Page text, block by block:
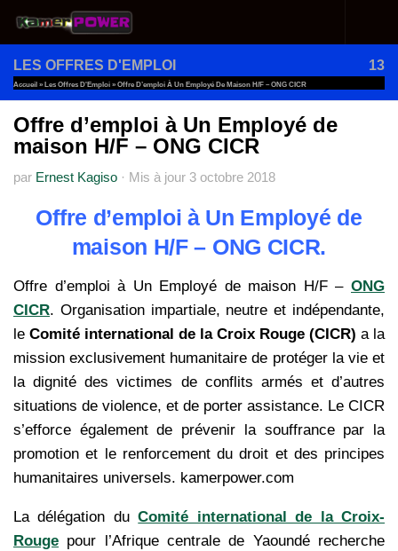
Au dessous du contenu
LES OFFRES D'EMPLOI 13
Accueil » Les Offres D'Emploi » Offre D’emploi À Un Employé De Maison H/F – ONG CICR
Offre d’emploi à Un Employé de
maison H/F – ONG CICR
par Ernest Kagiso · Mis à jour 3 octobre 2018
Offre d’emploi à Un Employé de
maison H/F – ONG CICR.
Offre d’emploi à Un Employé de maison H/F – ONG
CICR. Organisation impartiale, neutre et indépendante,
le Comité international de la Croix Rouge (CICR) a la
mission exclusivement humanitaire de protéger la vie et
la dignité des victimes de conflits armés et d’autres
situations de violence, et de porter assistance. Le CICR
s’efforce également de prévenir la souffrance par la
promotion et le renforcement du droit et des principes
humanitaires universels. kamerpower.com
La délégation duComité international de la Croix-
Rouge pour l’Afrique centrale de Yaoundé recherche